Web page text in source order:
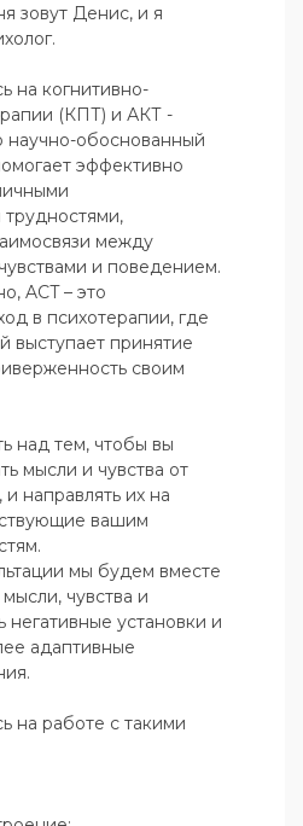
зовут Денис, и я
на когнитивно-
(КПТ) и АКТ -
научно-обоснованный
эффективно
трудностями,
между
и поведением.
ACT – это
в психотерапии, где
выступает принятие
своим
над тем, чтобы вы
мысли и чувства от
направлять их на
вашим
мы будем вместе
чувства и
негативные установки и
адаптивные
на работе с такими